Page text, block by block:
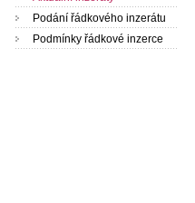
Podání řádkového inzerátu
Podmínky řádkové inzerce